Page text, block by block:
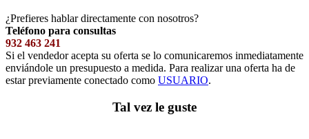
¿Prefieres hablar directamente con nosotros?
Teléfono para consultas
932 463 241
Si el vendedor acepta su oferta se lo comunicaremos inmediatamente
enviándole un presupuesto a medida. Para realizar una oferta ha de
estar previamente conectado como USUARIO.
Tal vez le guste